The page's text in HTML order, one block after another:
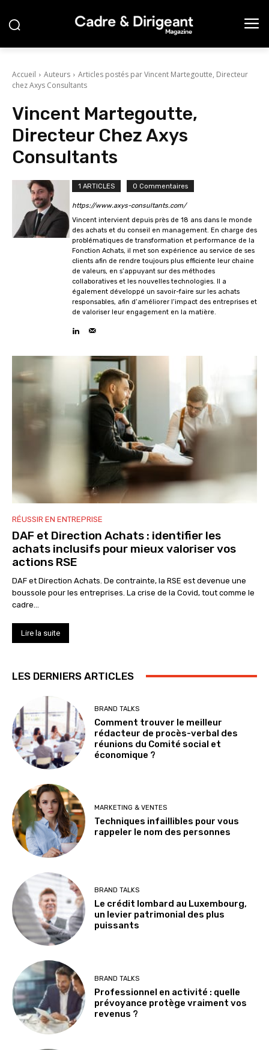
Accueil Auteurs
Articles postés par Vincent Martegoutte, Directeur
chez Axys Consultants
Vincent Martegoutte,
Directeur Chez Axys
Consultants
1 ARTICLES 0 Commentaires
https://www.axys-consultants.com/
Vincent intervient depuis près de 18 ans dans le monde
des achats et du conseil en management. En charge des
problématiques de transformation et performance de la
Fonction Achats, il met son expérience au service de ses
clients afin de rendre toujours plus efficiente leur chaine
de valeurs, en s’appuyant sur des méthodes
collaboratives et les nouvelles technologies. Il a
également développé un savoir-faire sur les achats
responsables, afin d’améliorer l’impact des entreprises et
de valoriser leur engagement en la matière.
RÉUSSIR EN ENTREPRISE
DAF et Direction Achats : identifier les
achats inclusifs pour mieux valoriser vos
actions RSE
DAF et Direction Achats. De contrainte, la RSE est devenue une
boussole pour les entreprises. La crise de la Covid, tout comme le
cadre...
Lire la suite
LES DERNIERS ARTICLES
BRAND TALKS
Comment trouver le meilleur
rédacteur de procès-verbal des
réunions du Comité social et
économique ?
MARKETING & VENTES
Techniques infaillibles pour vous
rappeler le nom des personnes
BRAND TALKS
Le crédit lombard au Luxembourg,
un levier patrimonial des plus
puissants
BRAND TALKS
Professionnel en activité : quelle
prévoyance protège vraiment vos
revenus ?